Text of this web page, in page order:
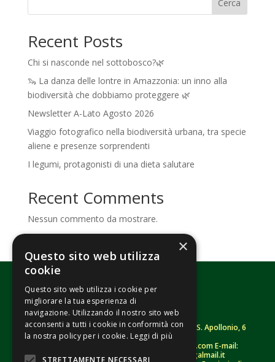
Cerca
Recent Posts
Chi si nasconde nel sottobosco?🌿
🦦 La danza delle lontre in Amazzonia: un inno alla
biodiversità che dobbiamo proteggere 🌿
Newsletter A-Lato Agosto 2026
Viaggio fotografico nella biodiversità urbana, tra specie
aliene e presenze sorprendenti
I legumi, protagonisti di una dieta salutare
Recent Comments
Nessun commento da mostrare.
Fondazione Senza Frontiere – ETS |Strada S. Apollonio, 6
– 46042 Castel Goffredo (MN)
– Sito: www.senzafrontiere.com E-mail:
tenuapol@gmail.com– Pec:tenuapol@legalmail.it
×
Questo sito web utilizza
cookie
Questo sito web utilizza i cookie per
migliorare la tua esperienza di
navigazione. Utilizzando il nostro sito web
acconsenti a tutti i cookie in conformità con
la nostra policy per i cookie. Leggi di più
STRETTAMENTE NECESSARI